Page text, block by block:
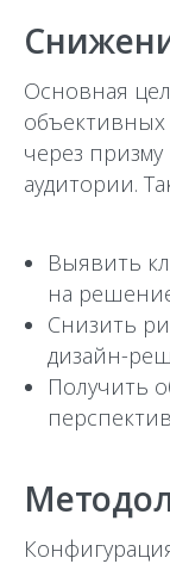
Основная
через
аудитории.
Выявить
на
Снизить
дизайн-
Получить